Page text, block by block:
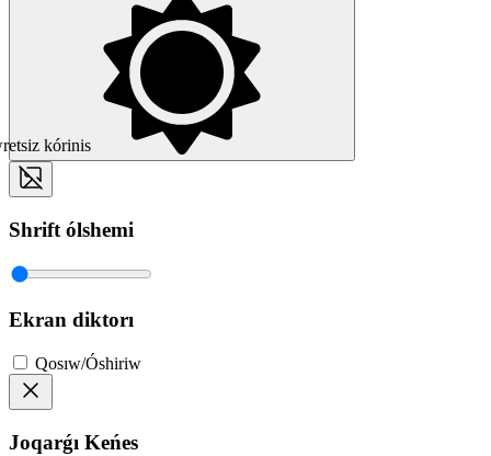
kórinis
Shrift ólshemi
Ekran diktorı
Qosıw/Óshiriw
Joqarǵı Keńes